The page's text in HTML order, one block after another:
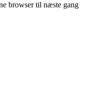
browser til næste gang